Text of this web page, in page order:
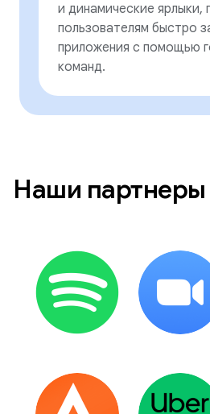
и динамические ярлыки,
пользователям быстро
приложения с помощью
команд.
Наши партнеры